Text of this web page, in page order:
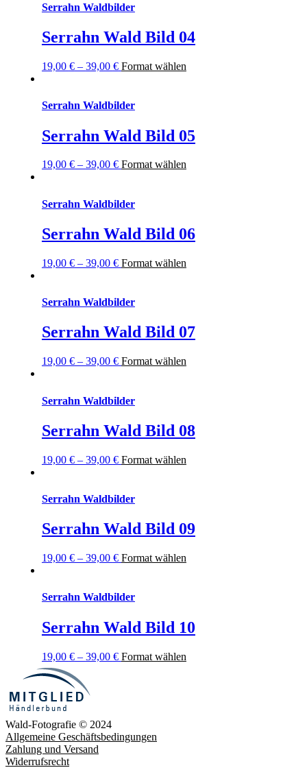
Serrahn Waldbilder
Serrahn Wald Bild 04
19,00 €– 39,00 € Format wählen
Serrahn Waldbilder
Serrahn Wald Bild 05
19,00 €– 39,00 € Format wählen
Serrahn Waldbilder
Serrahn Wald Bild 06
19,00 €– 39,00 € Format wählen
Serrahn Waldbilder
Serrahn Wald Bild 07
19,00 €– 39,00 € Format wählen
Serrahn Waldbilder
Serrahn Wald Bild 08
19,00 €– 39,00 € Format wählen
Serrahn Waldbilder
Serrahn Wald Bild 09
19,00 €– 39,00 € Format wählen
Serrahn Waldbilder
Serrahn Wald Bild 10
19,00 €– 39,00 € Format wählen
Wald-Fotografie © 2024
Allgemeine Geschäftsbedingungen
Zahlung und Versand
Widerrufsrecht